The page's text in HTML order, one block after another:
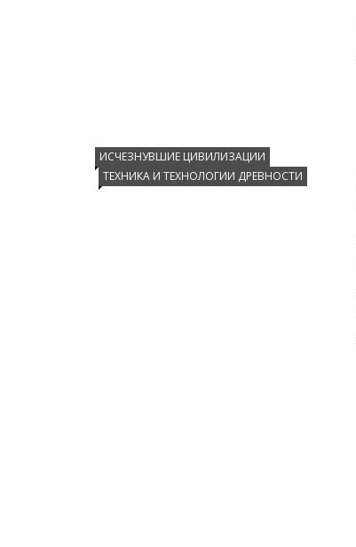
ИСЧЕЗНУВШИЕ ЦИВИЛИЗАЦИИ
ТЕХНИКА И ТЕХНОЛОГИИ ДРЕВНОСТИ